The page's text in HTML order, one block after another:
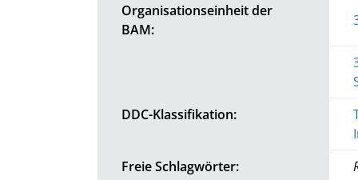
Organisationseinheit der
BAM:
DDC-Klassifikation:
Freie Schlagwörter: